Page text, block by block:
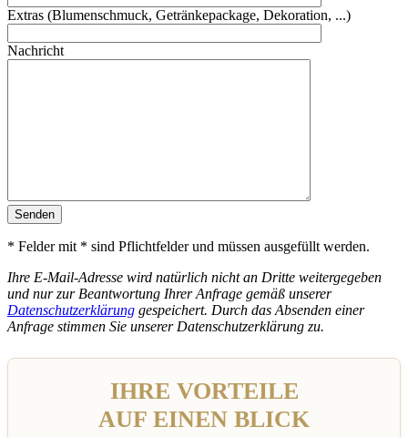
Extras (Blumenschmuck, Getränkepackage, Dekoration, ...)
Nachricht
* Felder mit * sind Pflichtfelder und müssen ausgefüllt werden.
Ihre E-Mail-Adresse wird natürlich nicht an Dritte weitergegeben
und nur zur Beantwortung Ihrer Anfrage gemäß unserer
Datenschutzerklärung gespeichert. Durch das Absenden einer
Anfrage stimmen Sie unserer Datenschutzerklärung zu.
IHRE VORTEILE
AUF EINEN BLICK